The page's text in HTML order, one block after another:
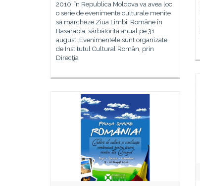
2010, în Republica Moldova va avea loc
o serie de evenimente culturale menite
să marcheze Ziua Limbii Române în
Basarabia, sărbătorită anual pe 31
august. Evenimentele sunt organizate
de Institutul Cultural Român, prin
Direcţia